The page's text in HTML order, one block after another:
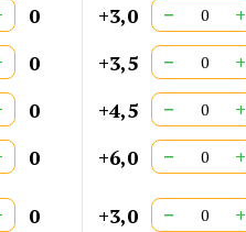
0
0
0
0
+3,0
− +
+3,5
− +
+4,5
− +
+6,0
− +
0
+3,0 − +